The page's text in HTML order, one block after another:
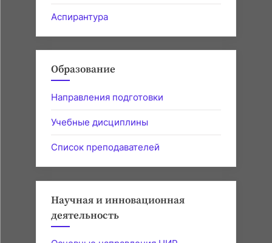
Аспирантура
Образование
Направления подготовки
Учебные дисциплины
Список преподавателей
Научная и инновационная
деятельность